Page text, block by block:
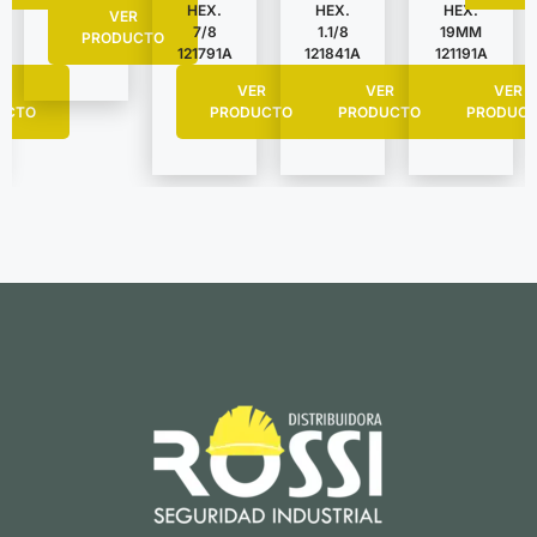
VER
PRODUCTO
HEX.
7/8
121791A
VER
PRODUCTO
HEX.
1.1/8
121841A
VER
PRODUCTO
HEX.
19MM
121191A
VER